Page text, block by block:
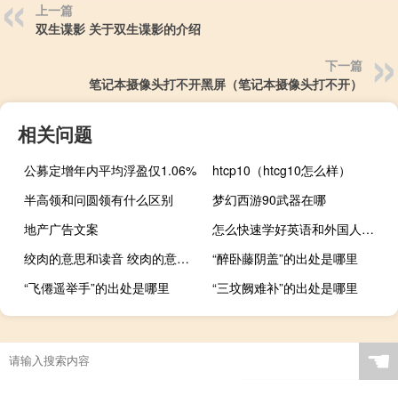
上一篇
双生谍影 关于双生谍影的介绍
下一篇
笔记本摄像头打不开黑屏（笔记本摄像头打不开）
相关问题
公募定增年内平均浮盈仅1.06%
htcp10（htcg10怎么样）
半高领和问圆领有什么区别
梦幻西游90武器在哪
地产广告文案
怎么快速学好英语和外国人交流 怎么快速学好英语
绞肉的意思和读音 绞肉的意思是什么
“醉卧藤阴盖”的出处是哪里
“飞僊遥举手”的出处是哪里
“三坟阙难补”的出处是哪里
☚